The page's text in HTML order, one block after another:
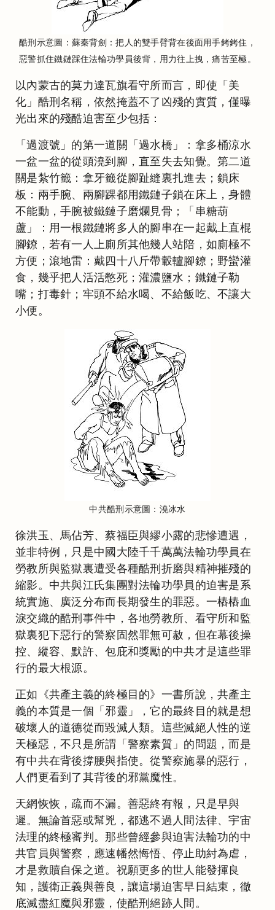
酷刑示意圖：蘇秦背劍：把人的雙手臂背在後面用手銬銬住，
惡警抓住鐵鏈踩住法輪功學員後背，用力往上拽，痛苦至極。
以內蒙古的莫力達瓦旗看守所而言，即使「美
化」酷刑名稱，依然掩蓋不了凶殘的實質，僅曝
光出來的殘酷迫害至少包括：
「過渡號」的第一道關「過水橋」：拿多桶涼水
一盆一盆的從頭澆到腳，直至失去知覺。第二道
關是紮竹籤：拿牙籤從腳趾縫裏扎進去；鎖床
板：兩手腕、兩腳踝都用鐵鏈子鎖在床上，身體
不能動，手腕被鐵鏈子磨爛見骨；「串糖葫
蘆」：用一根鐵鏈將多人的腳串在一起戴上直棍
腳鐐，若有一人上廁所其他幾人站陪，如廁極不
方便；滾地雷：戴四十八斤帶轂轤腳鐐；野蠻灌
食，幾乎把人活活憋死；灌濃鹽水；鐵鏈子勒
嘴；打毒針；牢頭不給水喝、不給飯吃、不讓大
小便。
中共酷刑示意圖：澆冰水
徐洪玉、馬佔芳、蔡福臣與繆小露的悲慘遭遇，
並非特例，只是中國大陸千千萬萬法輪功學員在
勞教所與監獄裏遭受各種酷刑折磨與精神摧殘的
縮影。中共與江氏集團對法輪功學員的迫害是系
統實施、廣泛分布而長期發生的罪惡。一樁樁血
淚交織的酷刑事件中，各地勞教所、看守所和監
獄裏犯下惡行的警察固然罪無可赦，但在幕後操
控、縱容、默許、包庇和獎勵的中共才是這些罪
行的最大根源。
正如《共產主義的終極目的》一書所說，共產主
義的本質是一個「邪靈」，它的最終目的就是想
破壞人的道德從而毀滅人類。這些滅絕人性的逆
天極惡，不只是所謂「警察素質」的問題，而是
有中共在背後撐腰與指使。從警察施暴的惡行，
人們更看到了其背後的邪黨魔性。
天網恢恢，疏而不漏。善惡終有報，只是早與
遲。無論首惡或幫兇，都逃不過人間法律、宇宙
法理的終極審判。那些曾經參與迫害法輪功的中
共官員與警察，應速幡然悔悟、停止助紂為虐，
才是救贖自保之道。祝願更多的世人能發揮良
知，護衛正義與善良，讓這場迫害早日結束，徹
底滅盡紅魔與邪靈，使酷刑絕跡人間。